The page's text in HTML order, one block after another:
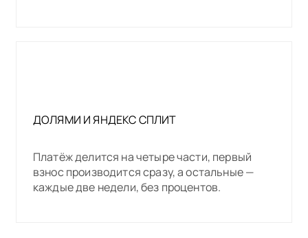
ДОЛЯМИ И ЯНДЕКС СПЛИТ
Платёж делится на четыре части, первый
взнос производится сразу, а остальные —
каждые две недели, без процентов.